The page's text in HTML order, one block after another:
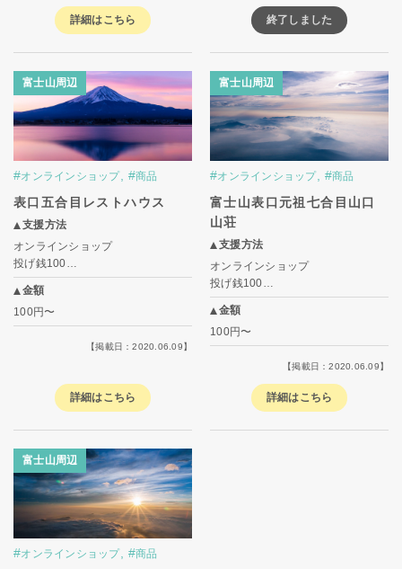
詳細はこちら 終了しました
富士山周辺
#オンラインショップ, #商品
表口五合目レストハウス
支援方法
オンラインショップ
投げ銭100…
金額
100円〜
【掲載日：2020.06.09】
詳細はこちら
富士山周辺
#オンラインショップ, #商品
富士山表口元祖七合目山口
山荘
支援方法
オンラインショップ
投げ銭100…
金額
100円〜
【掲載日：2020.06.09】
詳細はこちら
富士山周辺
#オンラインショップ, #商品